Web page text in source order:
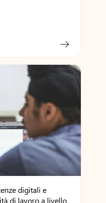
digitali e
di lavoro a livello